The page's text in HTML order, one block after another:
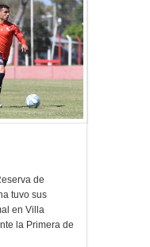
de
tuvo sus
en Villa
la Primera de